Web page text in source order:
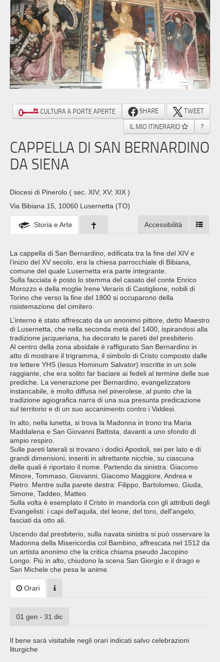
CULTURA A PORTE APERTE SHARE
TWEET
IL MIO ITINERARIO
?
CAPPELLA DI SAN BERNARDINO
DA SIENA
Diocesi di Pinerolo ( sec. XIV; XV; XIX )
Via Bibiana 15, 10060 Lusernetta (TO)
Storia e Arte Accessibilità
La cappella di San Bernardino, edificata tra la fine del XIV e
l’inizio del XV secolo, era la chiesa parrocchiale di Bibiana,
comune del quale Lusernetta era parte integrante.
Sulla facciata è posto lo stemma del casato del conte Enrico
Morozzo e della moglie Irene Veraris di Castiglione, nobili di
Torino che verso la fine del 1800 si occuparono della
risistemazione del cimitero.
L’interno è stato affrescato da un anonimo pittore, detto Maestro
di Lusernetta, che nella seconda metà del 1400, ispirandosi alla
tradizione jacqueriana, ha decorato le pareti del presbiterio.
Al centro della zona absidale è raffigurato San Bernardino in
atto di mostrare il trigramma, il simbolo di Cristo composto dalle
tre lettere YHS (Iesus Hominum Salvator) inscritte in un sole
raggiante, che era solito far baciare ai fedeli al termine delle sue
prediche. La venerazione per Bernardino, evangelizzatore
instancabile, è molto diffusa nel pinerolese, al punto che la
tradizione agiografica narra di una sua presunta predicazione
sul territorio e di un suo accanimento contro i Valdesi.
In alto, nella lunetta, si trova la Madonna in trono tra Maria
Maddalena e San Giovanni Battista, davanti a uno sfondo di
ampio respiro.
Sulle pareti laterali si trovano i dodici Apostoli, sei per lato e di
grandi dimensioni, inseriti in altrettante nicchie, su ciascuna
delle quali è riportato il nome. Partendo da sinistra: Giacomo
Minore, Tommaso, Giovanni, Giacomo Maggiore, Andrea e
Pietro. Mentre sulla parete destra: Filippo, Bartolomeo, Giuda,
Simone, Taddeo, Matteo.
Sulla volta è esemplato il Cristo in mandorla con gli attributi degli
Evangelisti: i capi dell'aquila, del leone, del toro, dell'angelo,
fasciati da otto ali.
Uscendo dal presbiterio, sulla navata sinistra si può osservare la
Madonna della Misericordia col Bambino, affrescata nel 1512 da
un artista anonimo che la critica chiama pseudo Jacopino
Longo. Più in alto, chiudono la scena San Giorgio e il drago e
San Michele che pesa le anime.
Orari
01 gen - 31 dic
Il bene sarà visitabile negli orari indicati salvo celebrazioni
liturgiche